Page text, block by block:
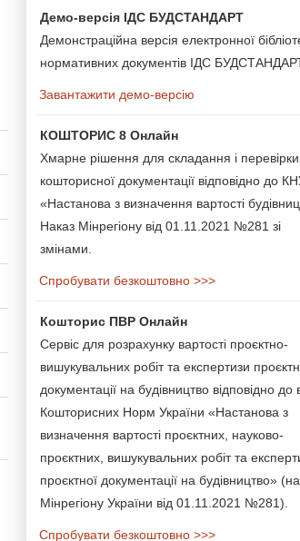
Демо-версія ІДС БУДСТАНДАРТ
Демонстраційна версія електронної
нормативних документів ІДС
Завантажити демо-версію
КОШТОРИС 8 Онлайн
Хмарне рішення для складання і перевірки
кошторисної документації відповідно до
«Настанова з визначення вартості
Наказ Мінрегіону від 01.11.2021 №281 зі
змінами.
Спробувати безкоштовно >>>
Кошторис ПВР Онлайн
Сервіс для розрахунку вартості проєктно-
вишукувальних робіт та експертизи
документації на будівництво відповідно до
Кошторисних Норм України «Настанова з
визначення вартості проєктних, науково-
проєктних, вишукувальних робіт та
проєктної документації на будівництво»
Мінрегіону України від 01.11.2021 №281).
Спробувати безкоштовно >>>